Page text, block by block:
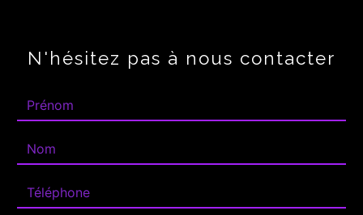
N'hésitez pas à nous contacter